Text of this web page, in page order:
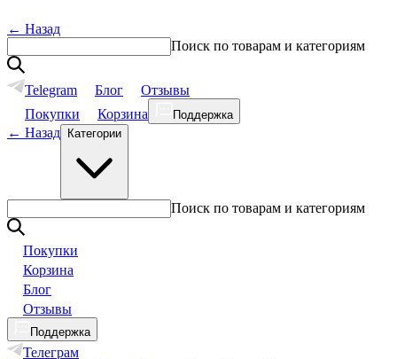
← Назад
Поиск по товарам и категориям
Telegram Блог
Отзывы
Покупки
Корзина Поддержка
← Назад Категории
Поиск по товарам и категориям
Покупки
Корзина
Блог
Отзывы
Поддержка
Телеграм